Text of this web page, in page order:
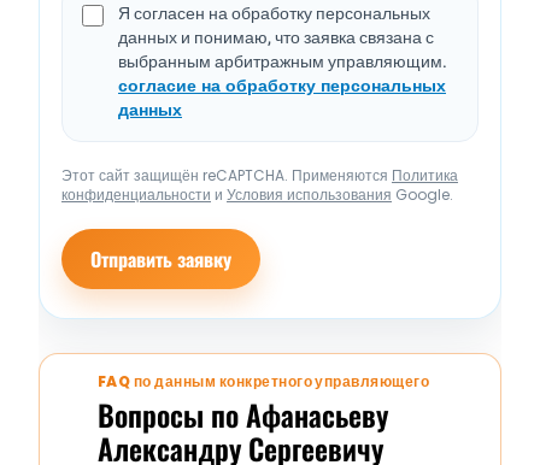
Я согласен на обработку персональных
данных и понимаю, что заявка связана с
выбранным арбитражным управляющим.
согласие на обработку персональных
данных
Этот сайт защищён reCAPTCHA. Применяются Политика
конфиденциальности и Условия использования Google.
Отправить заявку
FAQ по данным конкретного управляющего
Вопросы по Афанасьеву
Александру Сергеевичу